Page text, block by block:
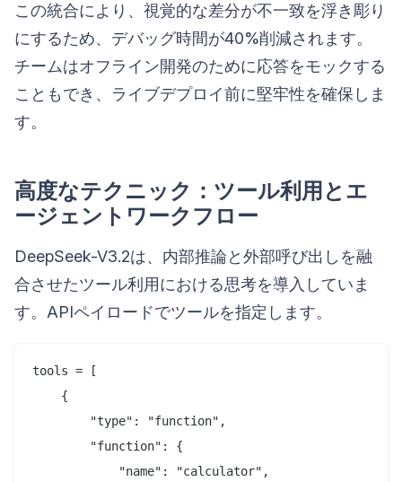
この統合により、視覚的な差分が不一致を浮き彫り
にするため、デバッグ時間が40%削減されます。
チームはオフライン開発のために応答をモックする
こともでき、ライブデプロイ前に堅牢性を確保しま
す。
高度なテクニック：ツール利用とエ
ージェントワークフロー
DeepSeek-V3.2は、内部推論と外部呼び出しを融
合させたツール利用における思考を導入していま
す。APIペイロードでツールを指定します。
tools = [
    {
        "type": "function",
        "function": {
            "name": "calculator",